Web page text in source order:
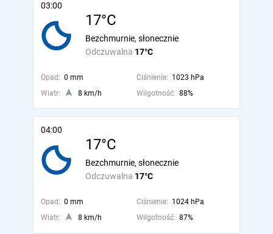
03:00
17°C
Odczuwalna 17°C
Bezchmurnie, słonecznie
Opad: 0 mm Ciśnienie: 1023 hPa
Wiatr:
8 km/h Wilgotność: 88%
04:00
17°C
Odczuwalna 17°C
Bezchmurnie, słonecznie
Opad: 0 mm Ciśnienie: 1024 hPa
Wiatr:
8 km/h Wilgotność: 87%